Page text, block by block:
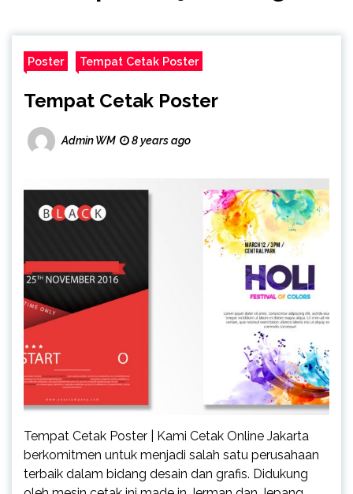
Poster Tempat Cetak Poster
Tempat Cetak Poster
Admin WM 8 years ago
Tempat Cetak Poster | Kami Cetak Online Jakarta
berkomitmen untuk menjadi salah satu perusahaan
terbaik dalam bidang desain dan grafis. Didukung